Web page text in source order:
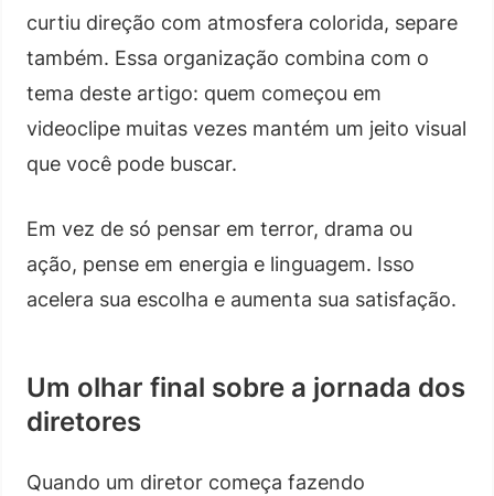
curtiu direção com atmosfera colorida, separe
também. Essa organização combina com o
tema deste artigo: quem começou em
videoclipe muitas vezes mantém um jeito visual
que você pode buscar.
Em vez de só pensar em terror, drama ou
ação, pense em energia e linguagem. Isso
acelera sua escolha e aumenta sua satisfação.
Um olhar final sobre a jornada dos
diretores
Quando um diretor começa fazendo